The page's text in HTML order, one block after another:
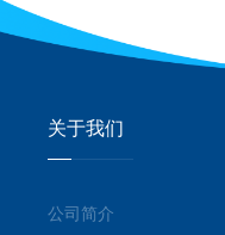
关于我们
公司简介